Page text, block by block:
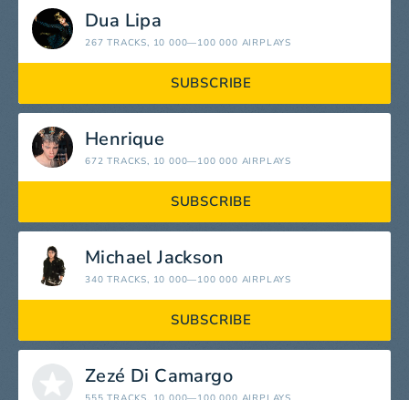
Dua Lipa
267 TRACKS, 10 000—100 000 AIRPLAYS
SUBSCRIBE
Henrique
672 TRACKS, 10 000—100 000 AIRPLAYS
SUBSCRIBE
Michael Jackson
340 TRACKS, 10 000—100 000 AIRPLAYS
SUBSCRIBE
Zezé Di Camargo